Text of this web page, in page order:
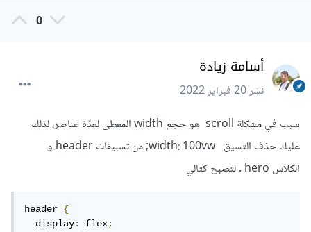
0
أسامة زيادة
نشر20 فبراير 2022
سبب في مشكلة scroll هو حجم width المعطى لعدّة عناصر، لذلك
عليك حذف التسيق width: 100vw; من تسبيقات header و
الكلاس hero . لتصبح كتالي
header {
  display
: flex;